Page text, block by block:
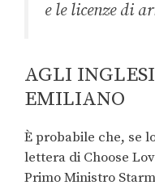
e le licenze di
AGLI
EMILIANO
È probabile che, se
lettera di Choose
Primo Ministro